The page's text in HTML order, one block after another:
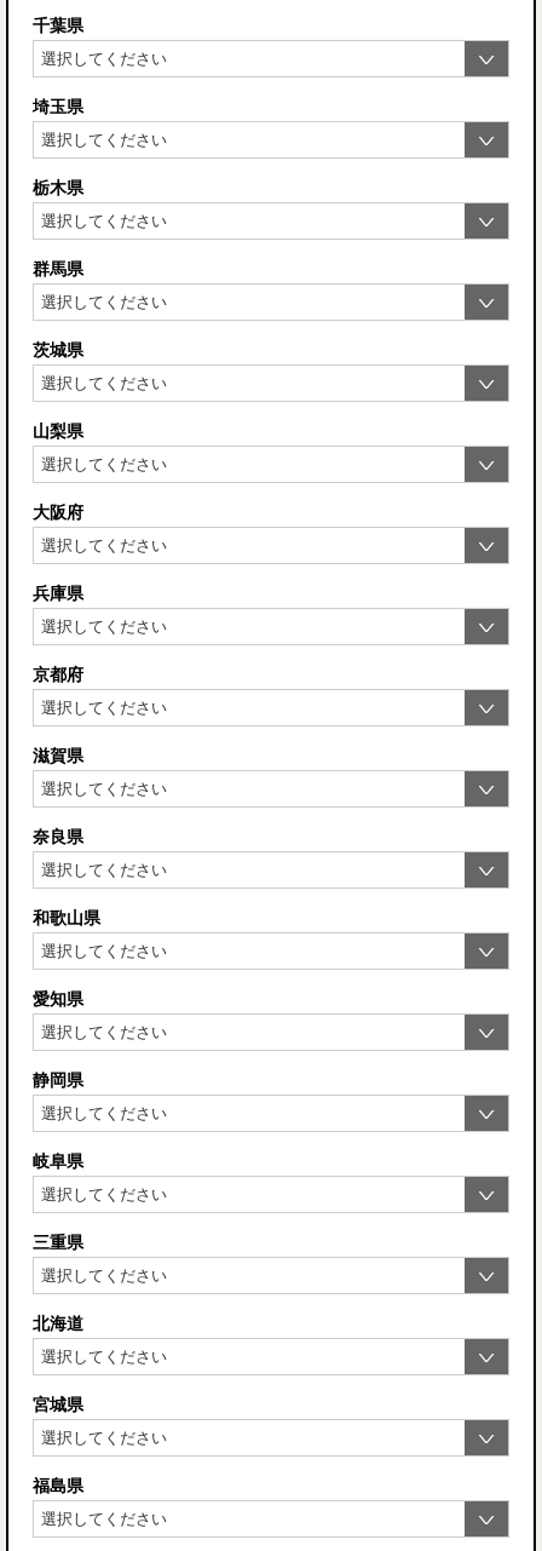
千葉県
埼玉県
栃木県
群馬県
茨城県
山梨県
大阪府
兵庫県
京都府
滋賀県
奈良県
和歌山県
愛知県
静岡県
岐阜県
三重県
北海道
宮城県
福島県